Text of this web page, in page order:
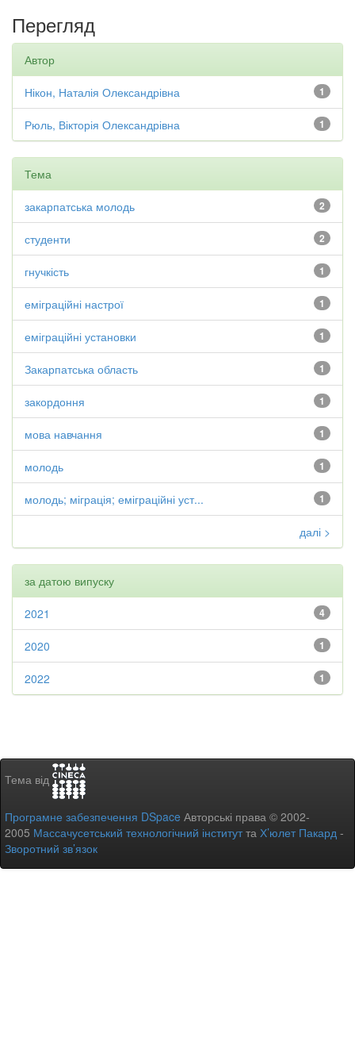
Перегляд
Автор
1
Нікон, Наталія Олександрівна
1
Рюль, Вікторія Олександрівна
Тема
2
закарпатська молодь
2
студенти
1
гнучкість
1
еміграційні настрої
1
еміграційні установки
1
Закарпатська область
1
закордоння
1
мова навчання
1
молодь
1
молодь; міграція; еміграційні уст...
далі >
за датою випуску
4
2021
1
2020
1
2022
Тема від
Програмне забезпечення DSpace Авторські права © 2002-
2005 Массачусетський технологічний інститутта Х’юлет Пакард -
Зворотний зв’язок